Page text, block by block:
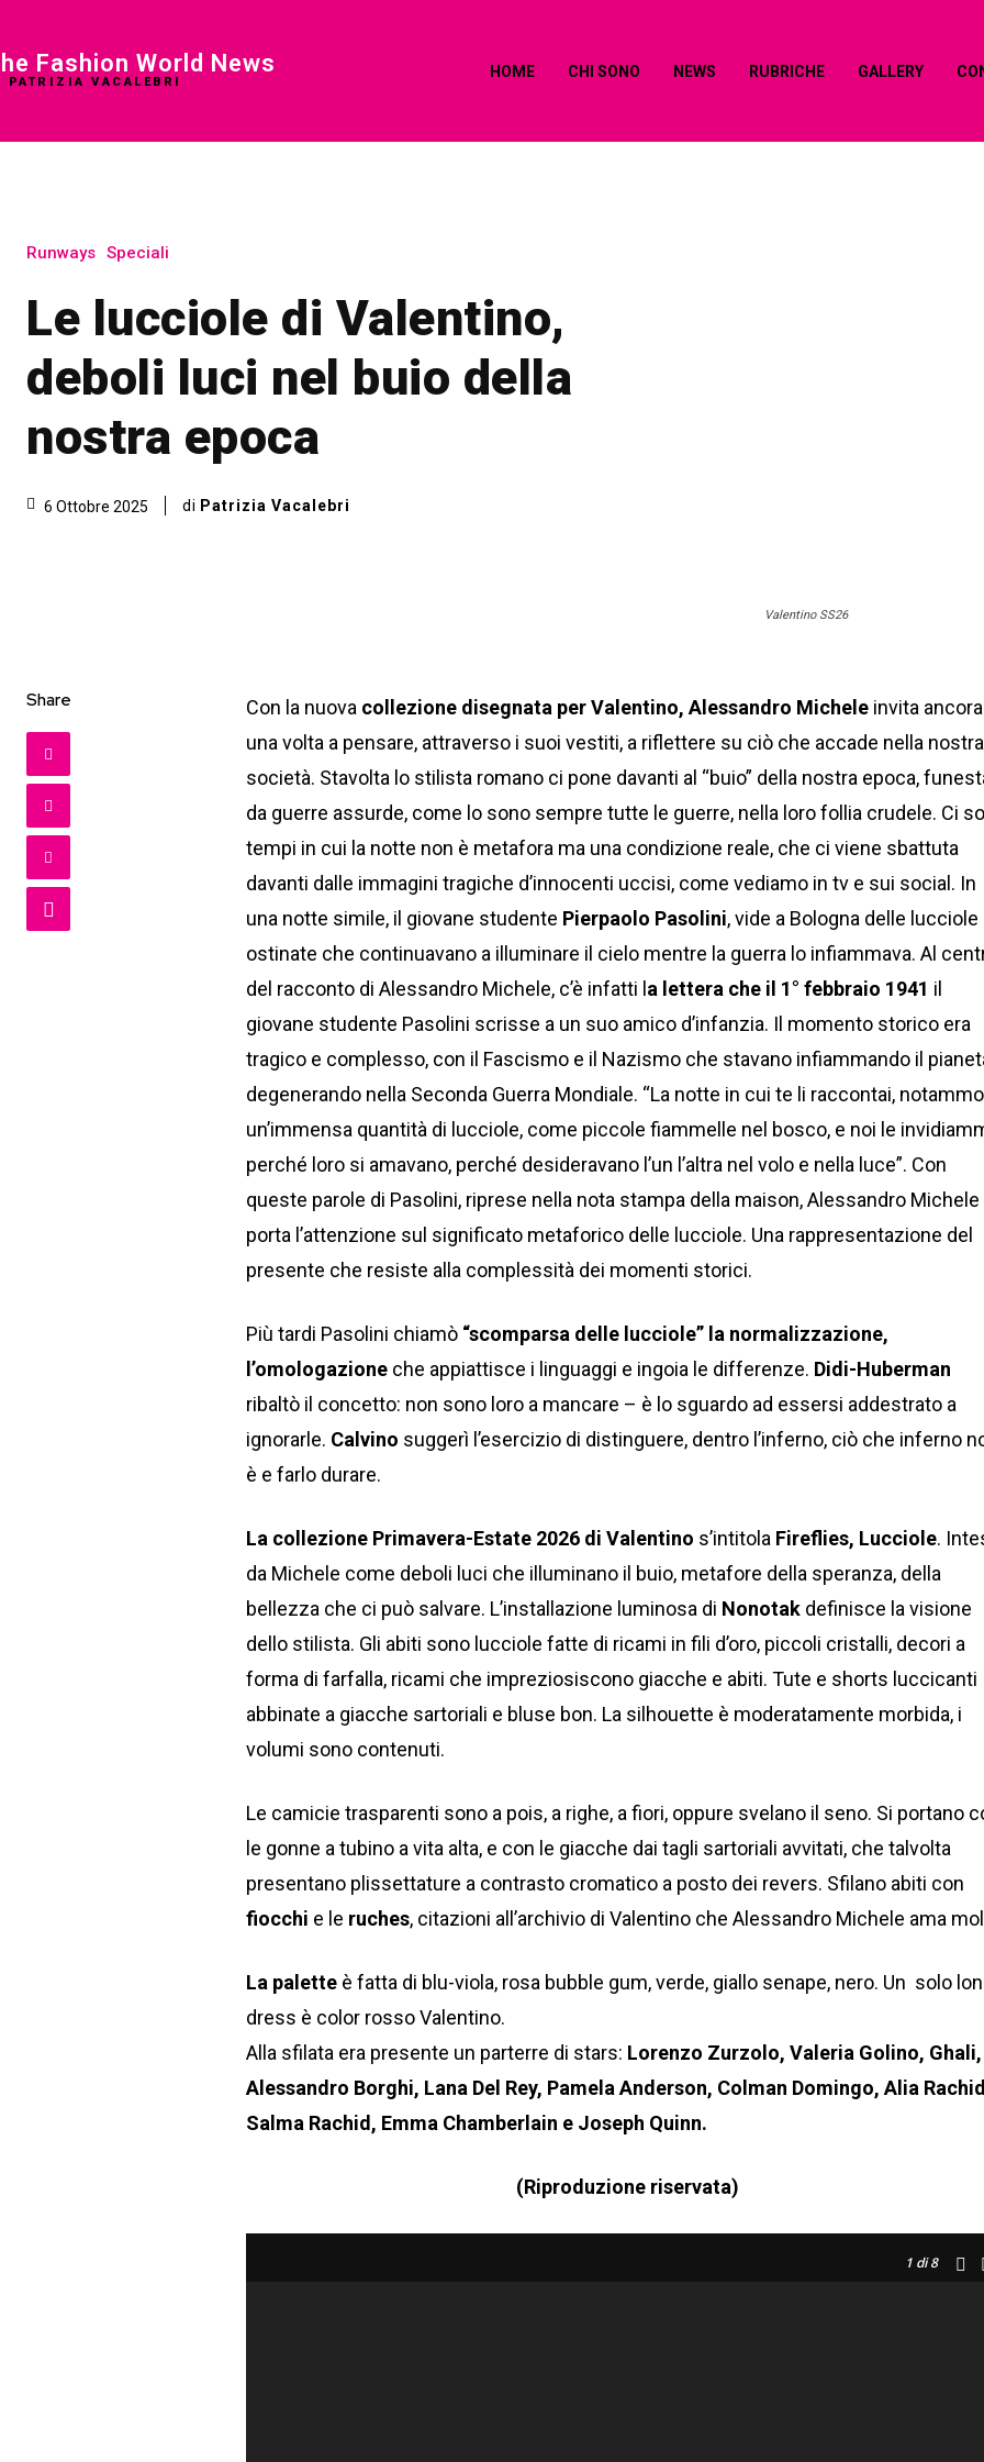
Fashion World News
PATRIZIA VACALEBRI
HOME CHI SONO NEWS RUBRICHE GALLERY
Runways Speciali
Le lucciole di Valentino,
deboli luci nel buio della
nostra epoca
6 Ottobre 2025 di Patrizia Vacalebri
Valentino SS26
Share Con la nuova collezione disegnata per Valentino, Alessandro Michele invita ancora
una volta a pensare, attraverso i suoi vestiti, a riflettere su ciò che accade nella nostra
società. Stavolta lo stilista romano ci pone davanti al “buio” della nostra epoca,
da guerre assurde, come lo sono sempre tutte le guerre, nella loro follia crudele. Ci
tempi in cui la notte non è metafora ma una condizione reale, che ci viene sbattuta
davanti dalle immagini tragiche d’innocenti uccisi, come vediamo in tv e sui social. In
una notte simile, il giovane studente Pierpaolo Pasolini, vide a Bologna delle lucciole
ostinate che continuavano a illuminare il cielo mentre la guerra lo infiammava. Al
del racconto di Alessandro Michele, c’è infatti l a lettera che il 1° febbraio 1941 il
giovane studente Pasolini scrisse a un suo amico d’infanzia. Il momento storico era
tragico e complesso, con il Fascismo e il Nazismo che stavano infiammando il
degenerando nella Seconda Guerra Mondiale. “La notte in cui te li raccontai, notammo
un’immensa quantità di lucciole, come piccole fiammelle nel bosco, e noi le
perché loro si amavano, perché desideravano l’un l’altra nel volo e nella luce”. Con
queste parole di Pasolini, riprese nella nota stampa della maison, Alessandro Michele
porta l’attenzione sul significato metaforico delle lucciole. Una rappresentazione del
presente che resiste alla complessità dei momenti storici.
Più tardi Pasolini chiamò “scomparsa delle lucciole” la normalizzazione,
l’omologazione che appiattisce i linguaggi e ingoia le differenze. Didi-Huberman
ribaltò il concetto: non sono loro a mancare – è lo sguardo ad essersi addestrato a
ignorarle. Calvino suggerì l’esercizio di distinguere, dentro l’inferno, ciò che inferno
è e farlo durare.
La collezione Primavera-Estate 2026 di Valentino s’intitola Fireflies, Lucciole.
da Michele come deboli luci che illuminano il buio, metafore della speranza, della
bellezza che ci può salvare. L’installazione luminosa di Nonotak definisce la visione
dello stilista. Gli abiti sono lucciole fatte di ricami in fili d’oro, piccoli cristalli, decori a
forma di farfalla, ricami che impreziosiscono giacche e abiti. Tute e shorts luccicanti
abbinate a giacche sartoriali e bluse bon. La silhouette è moderatamente morbida, i
volumi sono contenuti.
Le camicie trasparenti sono a pois, a righe, a fiori, oppure svelano il seno. Si portano
le gonne a tubino a vita alta, e con le giacche dai tagli sartoriali avvitati, che talvolta
presentano plissettature a contrasto cromatico a posto dei revers. Sfilano abiti con
fiocchi e le ruches, citazioni all’archivio di Valentino che Alessandro Michele ama
La palette è fatta di blu-viola, rosa bubble gum, verde, giallo senape, nero. Un solo
dress è color rosso Valentino.
Alla sfilata era presente un parterre di stars: Lorenzo Zurzolo, Valeria Golino, Ghali,
Alessandro Borghi, Lana Del Rey, Pamela Anderson, Colman Domingo, Alia
Salma Rachid, Emma Chamberlain e Joseph Quinn.
(Riproduzione riservata)
1 di 8